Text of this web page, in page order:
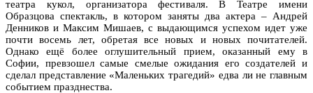
театра кукол, организатора фестиваля. В Театре имени
Образцова спектакль, в котором заняты два актера – Андрей
Денников и Максим Мишаев, с выдающимся успехом идет уже
почти восемь лет, обретая все новых и новых почитателей.
Однако ещё более оглушительный прием, оказанный ему в
Софии, превзошел самые смелые ожидания его создателей и
сделал представление «Маленьких трагедий» едва ли не главным
событием празднества.